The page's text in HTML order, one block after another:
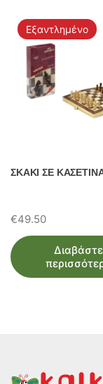
Εξαντλημένο
ΣΚΑΚΙ ΣΕ
€49.50
Διαβάστε